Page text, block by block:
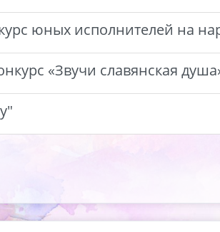
юных исполнителей на
«Звучи славянская